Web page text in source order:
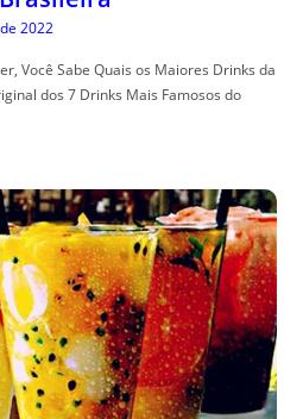
2022
Você Sabe Quais os Maiores Drinks da
dos 7 Drinks Mais Famosos do